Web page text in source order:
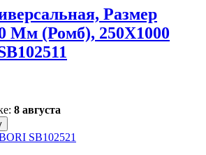
Размер
Мм (Ромб), 250Х1000
8 августа